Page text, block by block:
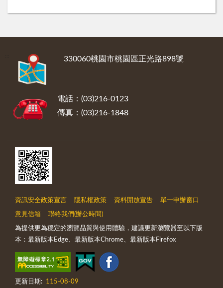
330060桃園市桃園區正光路898號
電話：(03)216-0123
傳真：(03)216-1848
資訊安全政策宣言 隱私權政策 資料開放宣告 單一申辦窗口
意見信箱 聯絡我們(辦公時間)
為提供更為穩定的瀏覽品質與使用體驗，建議更新瀏覽器至以下版
本：最新版本Edge、最新版本Chrome、最新版本Firefox
更新日期: 115-08-09